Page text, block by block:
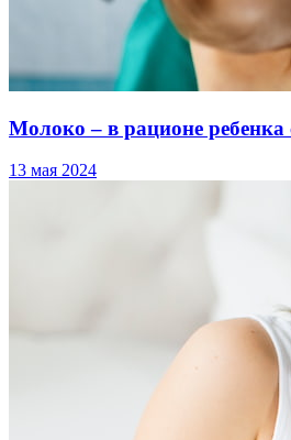
Молоко – в рационе ребенка
13 мая 2024